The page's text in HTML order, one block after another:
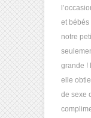
et bébés
notre
grande !
elle
de sexe